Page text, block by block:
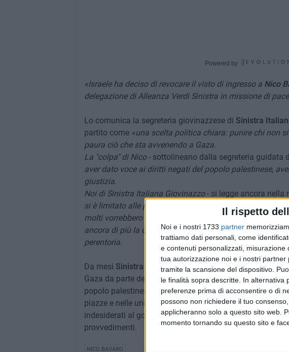
Il rispetto
Noi e i nostri 1733 partner
trattiamo dati personali, come
e contenuti personalizzati,
tua autorizzazione noi e i nostri
tramite la scansione del dispositivo.
le finalità sopra descritte. In
preferenze prima di acconsentire o di
possono non richiedere il tuo
applicheranno solo a questo sito web.
momento tornando su questo sito e
Powered by
«Israele ha deciso di revocare il visto di ingresso a Nico
delegazione di Alleanza Verdi Sinistra in missione di
Lo comunica la segreteria giovinazzese di Sinistra
partito come «una scelta politica chiara: punire chi non
paura ciò che sta avvenendo a Gaza.
La "colpa" di Nico- sottolineano dalla segreteria guidata
aver dato voce ai diritti negati del popolo palestinese,
giustizia.
Noi di Sinistra Italiana Giovinazzo- si legge ancora nella
si è limitato alle parole, ma ha scelto di esserci, di
molti vorrebbero censurare. Questa decisione non
ancora di più la convinzione che stiamo dalla parte
perentoria.
Da mesi Sinistra Italiana e Alleanza Verdi Sinistra
Gaza da parte dell'esercito israeliano e senza mezzi
popolo palestinese. Lo da in aula a Montecitorio e
piazze e nelle università del Paese. Una posizione chiara
indesiderati al governo israeliano i suoi esponenti, tanto
provvedimenti.
NICO BAVARO